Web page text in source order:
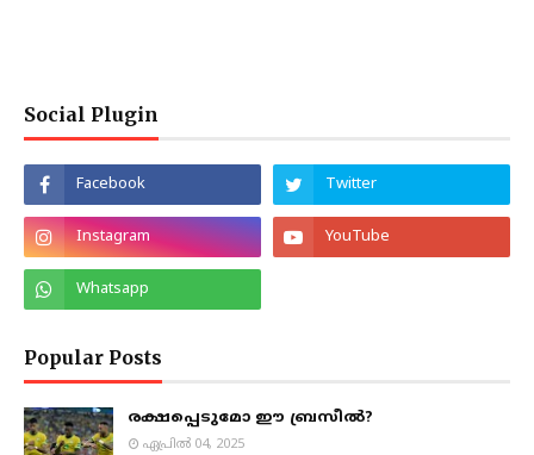
Social Plugin
Popular Posts
രക്ഷപ്പെടുമോ ഈ ബ്രസീൽ?
ഏപ്രിൽ 04, 2025